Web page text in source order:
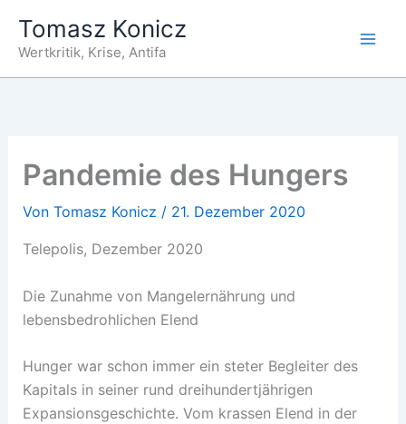
Inhalt
springen
Tomasz Konicz
Wertkritik, Krise, Antifa
Pandemie des Hungers
Von Tomasz Konicz / 21. Dezember 2020
Telepolis, Dezember 2020
Die Zunahme von Mangelernährung und
lebensbedrohlichen Elend
Hunger war schon immer ein steter Begleiter des
Kapitals in seiner rund dreihundertjährigen
Expansionsgeschichte. Vom krassen Elend in der